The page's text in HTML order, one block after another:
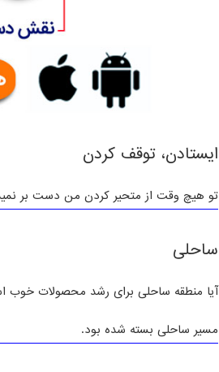
ایستادن، توقف کردن
تو هیچ وقت از متحیر کردن من دست بر
ساحلی
آیا منطقه ساحلی برای رشد محصولات خوب
مسیر ساحلی بسته شده بود.